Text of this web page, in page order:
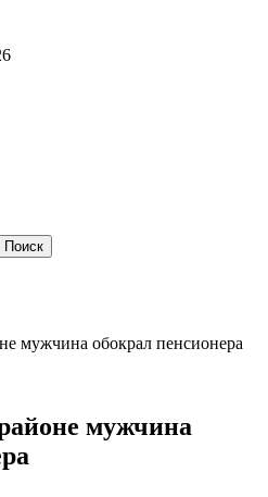
мужчина обокрал пенсионера
мужчина